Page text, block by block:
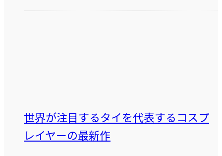
世界が注目するタイを代表するコスプ
レイヤーの最新作